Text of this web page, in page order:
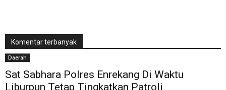
Komentar terbanyak
Daerah
Sat Sabhara Polres Enrekang Di Waktu
Liburpun Tetap Tingkatkan Patroli